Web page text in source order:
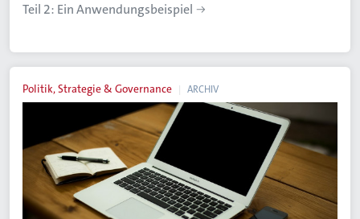
Teil 2: Ein Anwendungsbeispiel
Politik, Strategie & Governance ARCHIV